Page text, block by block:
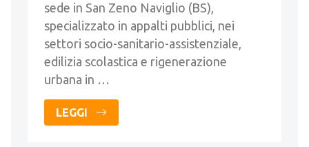
sede in San Zeno Naviglio (BS),
specializzato in appalti pubblici, nei
settori socio-sanitario-assistenziale,
edilizia scolastica e rigenerazione
urbana in …
LEGGI